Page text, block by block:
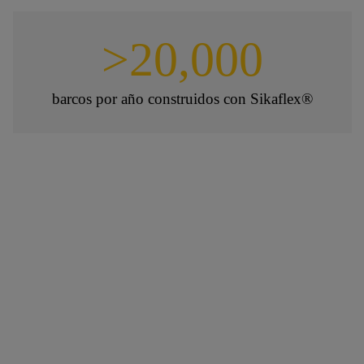
>20,000
barcos por año construidos con Sikaflex®